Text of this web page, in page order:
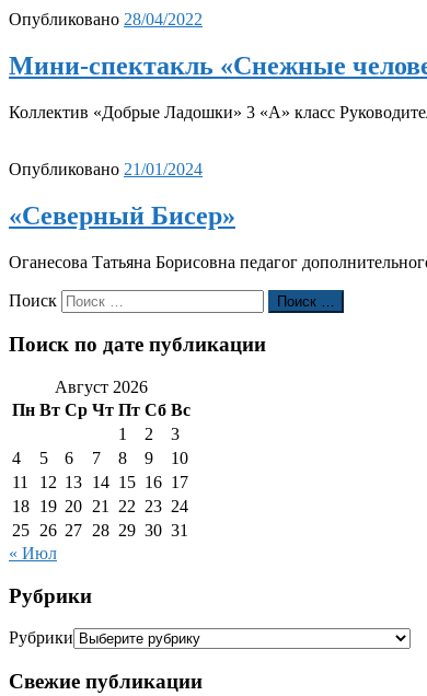
Опубликовано 28/04/2022
Мини-спектакль «Снежные
Коллектив «Добрые Ладошки» 3 «А» класс
Опубликовано 21/01/2024
«Северный Бисер»
Оганесова Татьяна Борисовна педагог
Поиск Поиск …
Поиск по дате публикации
Август 2026
Пн Вт Ср Чт Пт Сб Вс
1
2
3
4
5 6 7 8 9
10
11
12 13 14 15 16 17
18 19 20 21 22 23 24
25 26 27 28 29 30 31
« Июл
Рубрики
Рубрики
Свежие публикации